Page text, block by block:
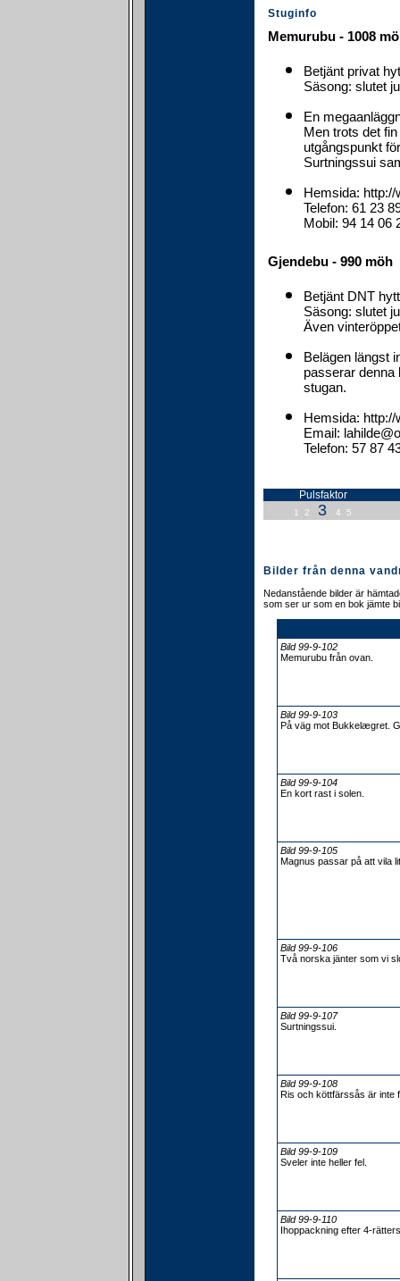
Stuginfo
Memurubu - 1008
Betjänt privat
Säsong: slutet
En
Men trots det
utgångspunkt
Surtningssui
Hemsida:
Telefon: 61 23
Mobil: 94 14 06
Gjendebu - 990 möh
Betjänt DNT
Säsong: slutet
Även
Belägen längst
passerar denna
stugan.
Hemsida:
Email:
Telefon: 57 87
Pulsfaktor
1 2 3 4 5
Bilder från denna
Nedanstående bilder är
som ser ur som en bok jämte
Bild 99-9-102
Memurubu från ovan.
Bild 99-9-103
På väg mot Bukkelægret.
Bild 99-9-104
En kort rast i solen.
Bild 99-9-105
Magnus passar på att vila
Bild 99-9-106
Två norska jänter som vi
Bild 99-9-107
Surtningssui.
Bild 99-9-108
Ris och köttfärssås är inte
Bild 99-9-109
Sveler inte heller fel.
Bild 99-9-110
Ihoppackning efter 4-